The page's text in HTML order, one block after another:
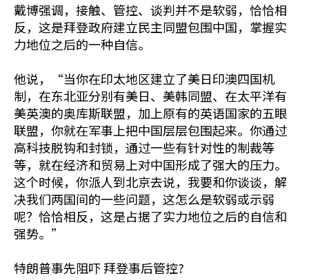
戴博强调，接触、管控、谈判并不是软弱，恰恰相
反，这是拜登政府建立民主同盟包围中国，掌握实
力地位之后的一种自信。
他说，“当你在印太地区建立了美日印澳四国机
制，在东北亚分别有美日、美韩同盟、在太平洋有
美英澳的奥库斯联盟，加上原有的英语国家的五眼
联盟，你就在军事上把中国层层包围起来。你通过
高科技脱钩和封锁，通过一些有针对性的制裁等
等，就在经济和贸易上对中国形成了强大的压力。
这个时候，你派人到北京去说，我要和你谈谈，解
决我们两国间的一些问题，这怎么是软弱或示弱
呢？恰恰相反，这是占据了实力地位之后的自信和
强势。”
特朗普事先阻吓 拜登事后管控?